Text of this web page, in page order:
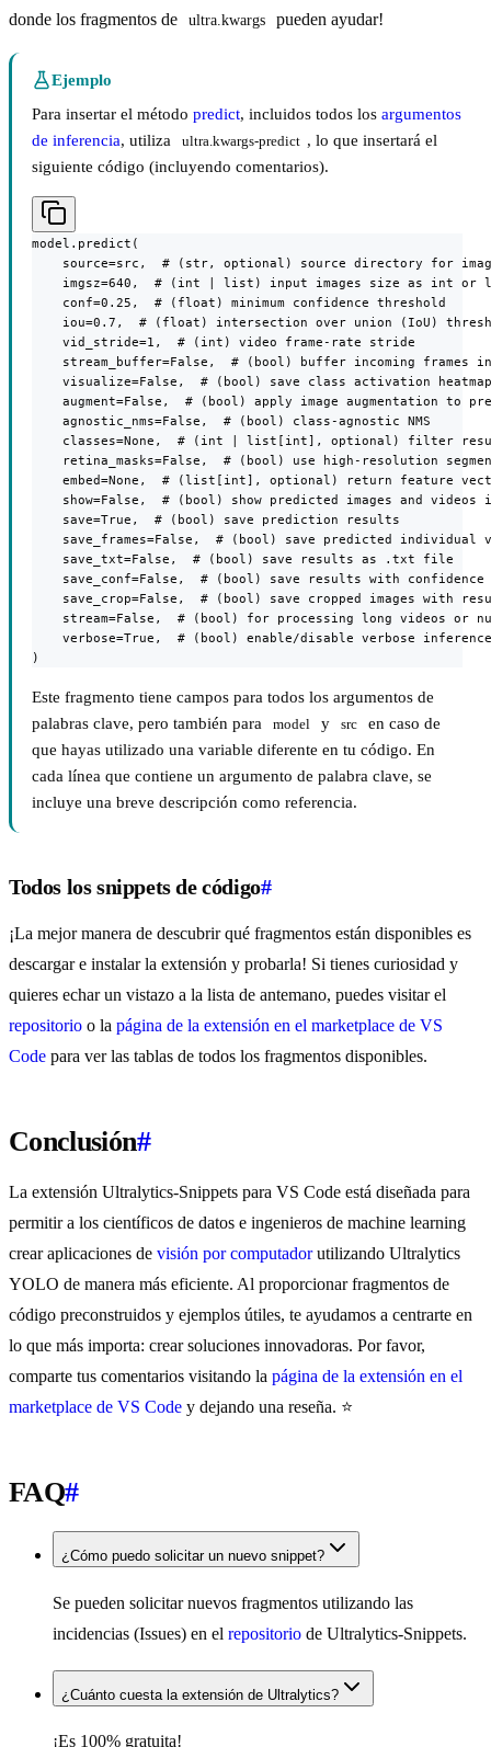
donde los fragmentos de
ultra.kwargs pueden ayudar!
Ejemplo
Para insertar el método predict, incluidos todos los argumentos
de inferencia, utiliza ultra.kwargs-predict , lo que insertará el
siguiente código (incluyendo comentarios).
model.predict(
source=src,  # (str, optional) source directory for
imgsz=640,  # (int | list) input images size as int or
    conf=0.25,  # (float) minimum confidence threshold
iou=0.7,  # (float) intersection over union (IoU)
    vid_stride=1,  # (int) video frame-rate stride
stream_buffer=False,  # (bool) buffer incoming frames
visualize=False,  # (bool) save class activation
augment=False,  # (bool) apply image augmentation to
    agnostic_nms=False,  # (bool) class-agnostic NMS
classes=None,  # (int | list[int], optional) filter
retina_masks=False,  # (bool) use high-resolution
embed=None,  # (list[int], optional) return feature
show=False,  # (bool) show predicted images and videos
    save=True,  # (bool) save prediction results
save_frames=False,  # (bool) save predicted individual
    save_txt=False,  # (bool) save results as .txt file
save_conf=False,  # (bool) save results with confidence
save_crop=False,  # (bool) save cropped images with
stream=False,  # (bool) for processing long videos or
verbose=True,  # (bool) enable/disable verbose
)
Este fragmento tiene campos para todos los argumentos de
palabras clave, pero también para
model y src
en caso de
que hayas utilizado una variable diferente en tu código. En
cada línea que contiene un argumento de palabra clave, se
incluye una breve descripción como referencia.
Todos los snippets de código#
¡La mejor manera de descubrir qué fragmentos están disponibles es
descargar e instalar la extensión y probarla! Si tienes curiosidad y
quieres echar un vistazo a la lista de antemano, puedes visitar el
repositorio o la página de la extensión en el marketplace de VS
Code para ver las tablas de todos los fragmentos disponibles.
Conclusión#
La extensión Ultralytics-Snippets para VS Code está diseñada para
permitir a los científicos de datos e ingenieros de machine learning
crear aplicaciones de visión por computadorutilizando Ultralytics
YOLO de manera más eficiente. Al proporcionar fragmentos de
código preconstruidos y ejemplos útiles, te ayudamos a centrarte en
lo que más importa: crear soluciones innovadoras. Por favor,
comparte tus comentarios visitando la página de la extensión en el
marketplace de VS Code y dejando una reseña. ⭐
FAQ#
¿Cómo puedo solicitar un nuevo snippet?
Se pueden solicitar nuevos fragmentos utilizando las
incidencias (Issues) en el repositorio de Ultralytics-Snippets.
¿Cuánto cuesta la extensión de Ultralytics?
¡Es 100% gratuita!